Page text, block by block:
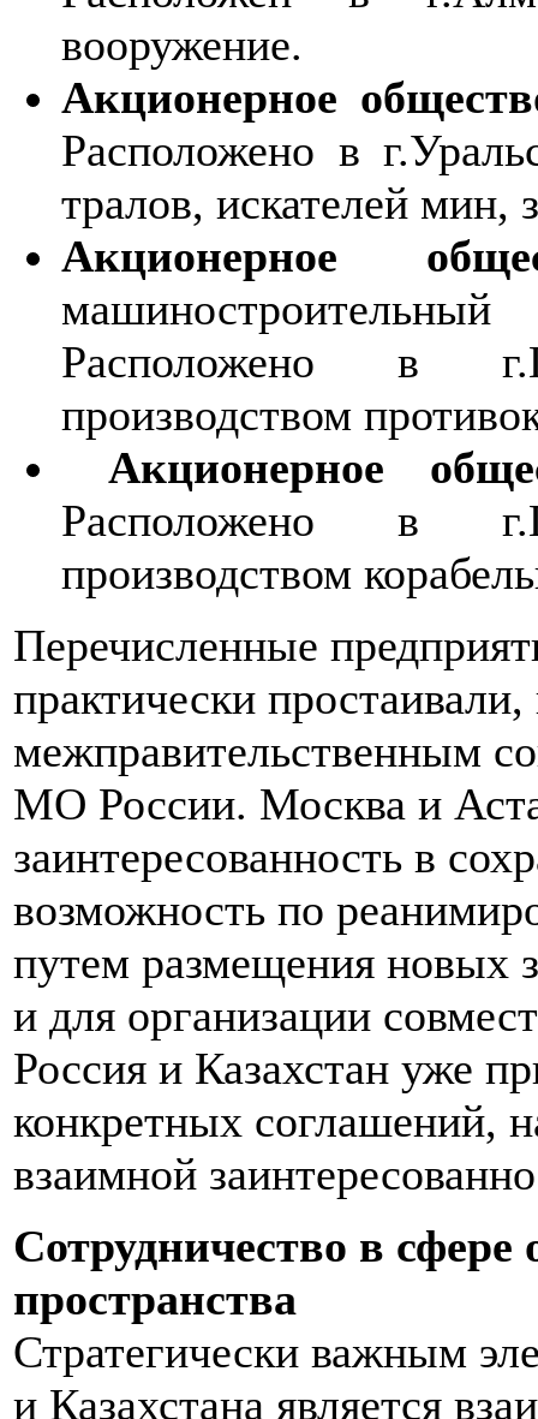
вооружение.
Акционерное
Расположено в
тралов, искателей мин,
Акционерное
Расположено в
производством
Акционерное
Расположено в
производством
Перечисленные
практически
межправительственным
МО России. Москва и
заинтересованность в
возможность по
путем размещения новых
и для организации
Россия и Казахстан уже
конкретных соглашений,
взаимной
Сотрудничество в сфере
пространства
Стратегически важным
и Казахстана является